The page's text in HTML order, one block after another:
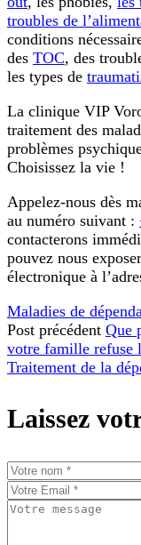
troubles de
conditions
des TOC, des
les types de
La clinique VIP
traitement des
problèmes
Choisissez la vie !
Appelez-nous dès
au numéro suivant :
contacterons
pouvez nous
électronique à
Maladies de
Post précédent Que
votre famille refuse
Traitement de la
Laissez